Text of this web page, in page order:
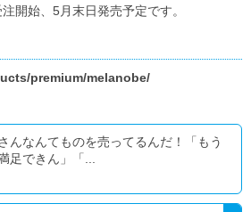
開始、5月末日発売予定です。
premium/melanobe/
んなんてものを売ってるんだ！「もう
足できん」「...